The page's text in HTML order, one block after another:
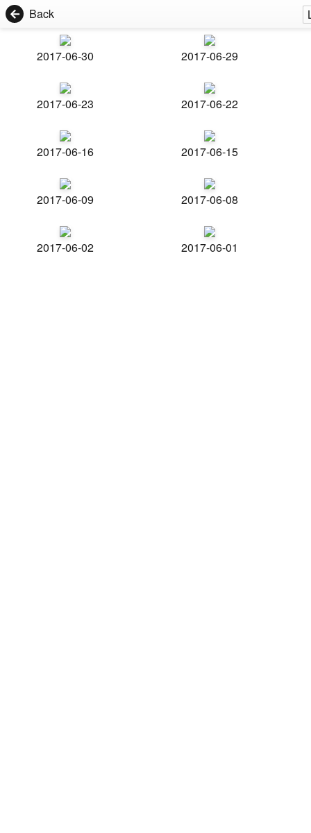
Back
2017-06-30 2017-06-29
2017-06-23 2017-06-22
2017-06-16 2017-06-15
2017-06-09 2017-06-08
2017-06-02 2017-06-01